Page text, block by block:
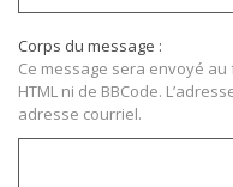
Corps du message :
Ce message sera envoyé
HTML ni de BBCode.
adresse courriel.